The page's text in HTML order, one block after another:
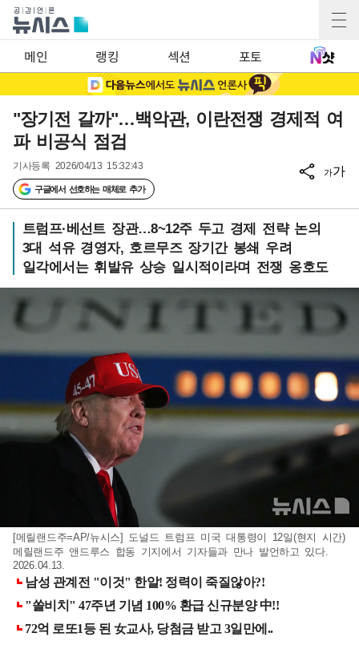
메인 랭킹 섹션 포토
"장기전 갈까"…백악관, 이란전쟁 경제적 여
파 비공식 점검
기사등록 2026/04/13 15:32:43
구글에서 선호하는 매체로 추가
가가
트럼프·베선트 장관…8~12주 두고 경제 전략 논의
3대 석유 경영자, 호르무즈 장기간 봉쇄 우려
일각에서는 휘발유 상승 일시적이라며 전쟁 옹호도
[메릴랜드주=AP/뉴시스] 도널드 트럼프 미국 대통령이 12일(현지 시간)
메릴랜드주 앤드루스 합동 기지에서 기자들과 만나 발언하고 있다.
2026.04.13.